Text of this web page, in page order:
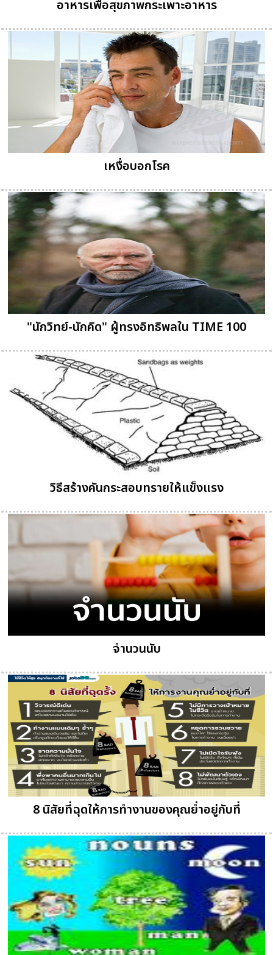
อาหารเพื่อสุขภาพกระเพาะอาหาร
เหงื่อบอกโรค
"นักวิทย์-นักคิด" ผู้ทรงอิทธิพลใน TIME 100
วิธีสร้างคันกระสอบทรายให้แข็งแรง
จำนวนนับ
8 นิสัยที่ฉุดให้การทำงานของคุณย่ำอยู่กับที่